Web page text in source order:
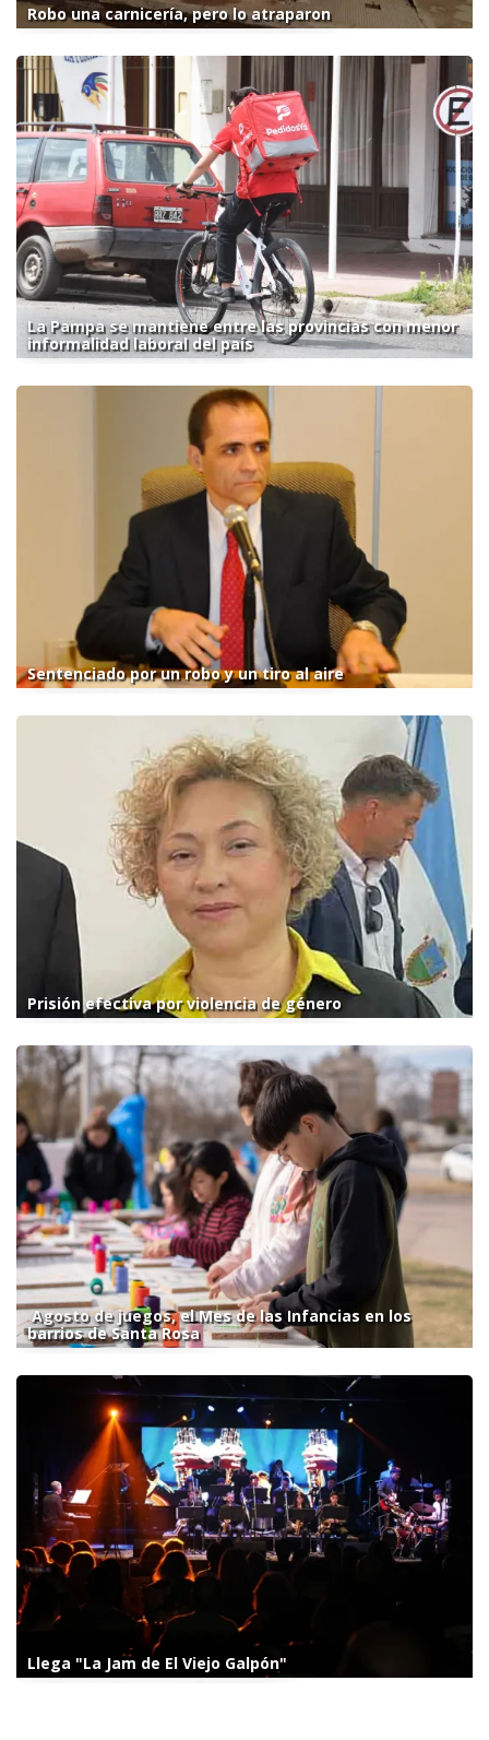
Robo una carnicería, pero lo atraparon
La Pampa se mantiene entre las provincias con menor
informalidad laboral del país
Sentenciado por un robo y un tiro al aire
Prisión efectiva por violencia de género
Agosto de juegos, el Mes de las Infancias en los
barrios de Santa Rosa
Llega "La Jam de El Viejo Galpón"